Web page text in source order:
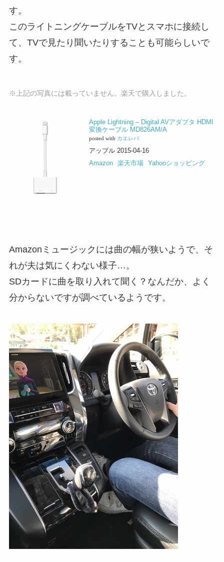
す。
このライトニングケーブルをTVとスマホに接続し
て、TVで見たり聞いたりすることも可能らしいで
す。
※上記の写真には載っていません。楽天で購入しました。
Apple Lightning – Digital AVアダプタ HDMI
変換ケーブル MD826AM/A
posted with カエレバ
アップル 2015-04-16
Amazon
楽天市場 Yahooショッピング
Amazonミュージックには曲の幅が狭いようで、そ
れが夫は気にくわない様子…。
SDカードに曲を取り入れて聞く？なんだか、よく
分からないですが調べているようです。